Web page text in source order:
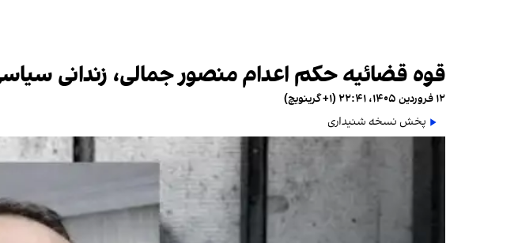
قوه قضائیه حکم اعدام منصور جمالی، زندانی سیاسی
۱۲ فروردین ۱۴۰۵، ۲۲:۴۱ (‎+۱ گرینویچ)
پخش نسخه شنیداری